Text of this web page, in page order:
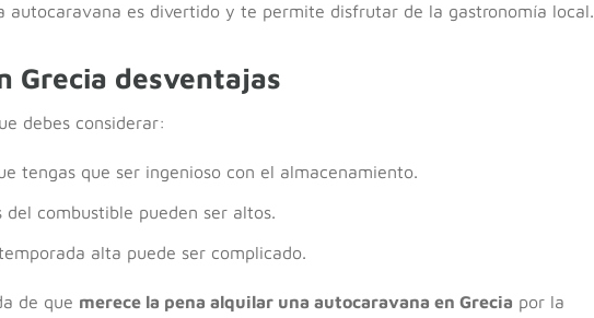
autocaravana es divertido y te permite disfrutar de la gastronomía local.
Grecia desventajas
debes considerar:
tengas que ser ingenioso con el almacenamiento.
del combustible pueden ser altos.
alta puede ser complicado.
de que merece la pena alquilar una autocaravana en Grecia por la